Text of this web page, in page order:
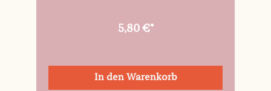
5,80 €*
In den Warenkorb